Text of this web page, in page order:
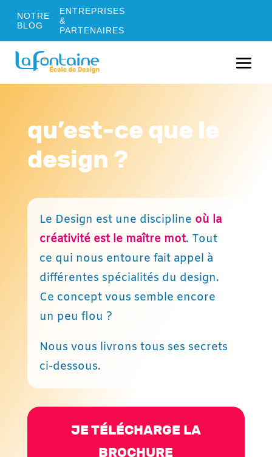
NOTRE
BLOG
ENTREPRISES
&
PARTENAIRES
qu’est-ce que le
design ?
Le Design est une discipline où la
créativité est le maître mot. Tout
ce qui nous entoure fait appel à
différentes spécialités du design.
Ce concept vous semble encore
un peu flou ?
Nous vous livrons tous ses secrets
ci-dessous.
JE TÉLÉCHARGE LA
BROCHURE